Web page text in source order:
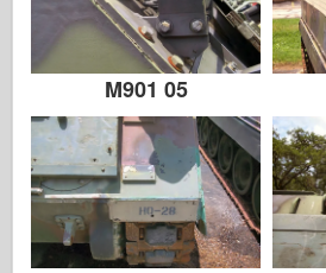
Dvds
le Dagboek
De Kits
M901 05